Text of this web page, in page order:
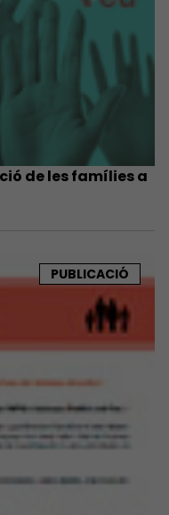
de les famílies a
PUBLICACIÓ